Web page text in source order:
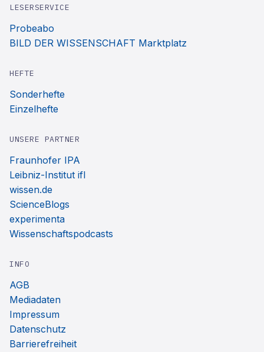
LESERSERVICE
Probeabo
BILD DER WISSENSCHAFT Marktplatz
HEFTE
Sonderhefte
Einzelhefte
UNSERE PARTNER
Fraunhofer IPA
Leibniz-Institut ifl
wissen.de
ScienceBlogs
experimenta
Wissenschaftspodcasts
INFO
AGB
Mediadaten
Impressum
Datenschutz
Barrierefreiheit